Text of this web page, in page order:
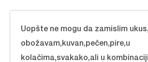
Uopšte ne mogu da zamislim
obožavam,kuvan,pečen,pire,u
kolačima,svakako,ali u